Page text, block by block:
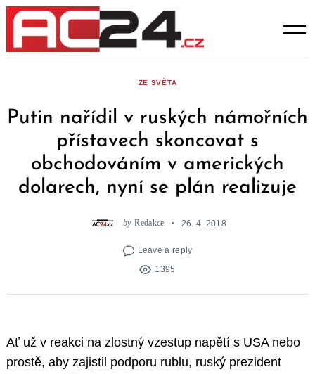
Skip
content
ZE SVĚTA
Putin nařídil v ruských námořních
přístavech skoncovat s
obchodováním v amerických
dolarech, nyní se plán realizuje
by Redakce 26. 4. 2018
Leave a reply
1395
Ať už v reakci na zlostný vzestup napětí s USA nebo
prostě, aby zajistil podporu rublu, ruský prezident